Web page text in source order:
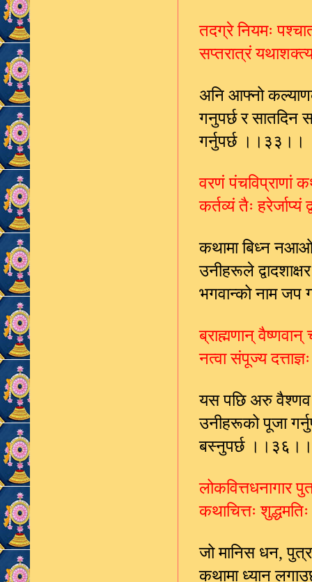
तदग्रे नियमः
सप्तरात्रं
अनि आफ्नो
गनुपर्छ र सातदिन
गर्नुपर्छ ।।३३।।
वरणं पंचविप्राणां
कर्तव्यं तैः हरेर्जाप्यं
कथामा बिध्न
उनीहरूले
भगवान्को नाम जप
ब्राह्मणान्
नत्वा संपूज्य
यस पछि अरु वैश्णव
उनीहरूको पूजा
बस्नुपर्छ ।।३६।।
लोकवित्तधनागार
कथाचित्तः
जो मानिस धन,पुत्र
कथामा ध्यान